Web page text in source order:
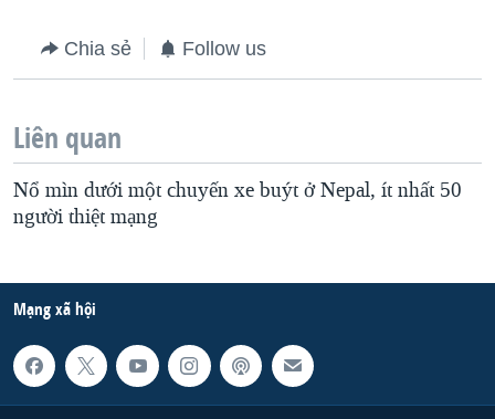
Chia sẻ Follow us
Liên quan
Nổ mìn dưới một chuyến xe buýt ở Nepal, ít nhất 50
người thiệt mạng
Mạng xã hội